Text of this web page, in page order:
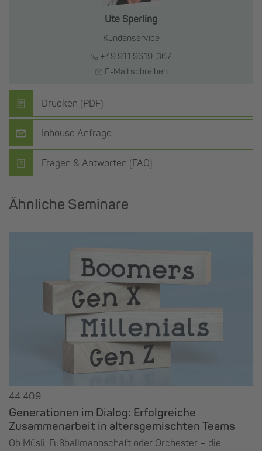
Ute Sperling
Kundenservice
+49 911 9619-367
E-Mail schreiben
Drucken (PDF)
Inhouse Anfrage
Fragen & Antworten (FAQ)
Ähnliche Seminare
44 409
Generationen im Dialog: Erfolgreiche
Zusammenarbeit in altersgemischten Teams
Ob Müsli, Fußballmannschaft oder Orchester – die